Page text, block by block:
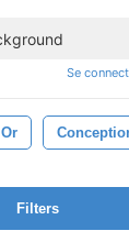
Se
Or
Filters